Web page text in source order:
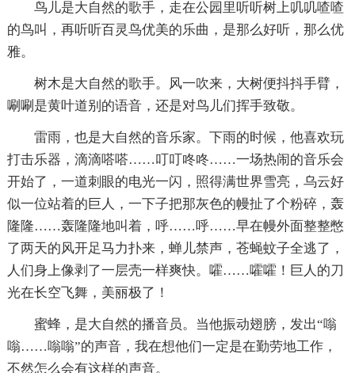
鸟儿是大自然的歌手，走在公园里听听树上叽叽喳喳
的鸟叫，再听听百灵鸟优美的乐曲，是那么好听，那么优
雅。
树木是大自然的歌手。风一吹来，大树便抖抖手臂，
唰唰是黄叶道别的语音，还是对鸟儿们挥手致敬。
雷雨，也是大自然的音乐家。下雨的时候，他喜欢玩
打击乐器，滴滴嗒嗒……叮叮咚咚……一场热闹的音乐会
开始了，一道刺眼的电光一闪，照得满世界雪亮，乌云好
似一位站着的巨人，一下子把那灰色的幔扯了个粉碎，轰
隆隆……轰隆隆地叫着，呼……呼……早在幔外面整整憋
了两天的风开足马力扑来，蝉儿禁声，苍蝇蚊子全逃了，
人们身上像剥了一层壳一样爽快。嚯……嚯嚯！巨人的刀
光在长空飞舞，美丽极了！
蜜蜂，是大自然的播音员。当他振动翅膀，发出“嗡
嗡……嗡嗡”的声音，我在想他们一定是在勤劳地工作，
不然怎么会有这样的声音。